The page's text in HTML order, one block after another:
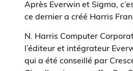
Après Everwin et Sigma,
ce dernier a créé Harris
N. Harris Computer
l’éditeur et intégrateur
qui a été conseillé par